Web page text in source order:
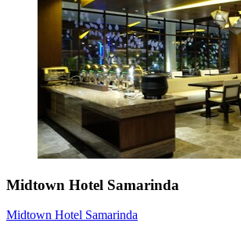
Midtown Hotel Samarinda
Midtown Hotel Samarinda